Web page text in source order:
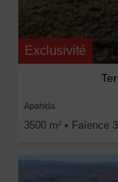
Exclusivité
Apahida
3500 m2 • Faïence